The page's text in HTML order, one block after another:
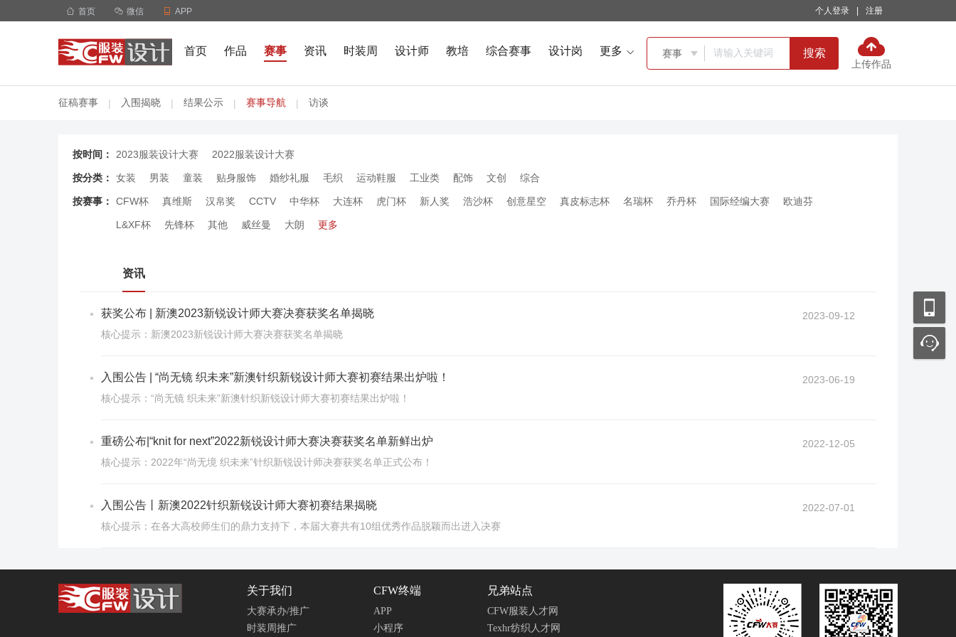
 首页  微信  APP 个人登录 注册
首页 作品 赛事 资讯 时装周 设计师 教培 综合赛事 设计岗 更多  赛事  搜索
上传作品
征稿赛事 | 入围揭晓 | 结果公示 | 赛事导航 | 访谈
按时间： 2023服装设计大赛 2022服装设计大赛
按分类： 女装 男装 童装 贴身服饰 婚纱礼服 毛织 运动鞋服 工业类 配饰 文创 综合
按赛事： CFW杯 真维斯 汉帛奖 CCTV 中华杯 大连杯 虎门杯 新人奖 浩沙杯 创意星空 真皮标志杯 名瑞杯 乔丹杯 国际经编大赛 欧迪芬
L&XF杯 先锋杯 其他 威丝曼 大朗 更多
资讯
获奖公布 | 新澳2023新锐设计师大赛决赛获奖名单揭晓
2023-09-12
核心提示：新澳2023新锐设计师大赛决赛获奖名单揭晓
入围公告 | “尚无镜 织未来”新澳针织新锐设计师大赛初赛结果出炉啦！
2023-06-19
核心提示：“尚无镜 织未来”新澳针织新锐设计师大赛初赛结果出炉啦！
重磅公布|“knit for next”2022新锐设计师大赛决赛获奖名单新鲜出炉
2022-12-05
核心提示：2022年“尚无境 织未来”针织新锐设计师决赛获奖名单正式公布！
入围公告丨新澳2022针织新锐设计师大赛初赛结果揭晓
2022-07-01
核心提示：在各大高校师生们的鼎力支持下，本届大赛共有10组优秀作品脱颖而出进入决赛
关于我们
大赛承办/推广
时装周推广
CFW终端
APP
小程序
兄弟站点
CFW服装人才网
Texhr纺织人才网